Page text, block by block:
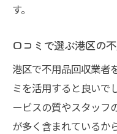
信頼できる
口コミで話題の
口コミで評
す。
口コミで選ぶ港区の
港区で不用品回収業者
ミを活用すると良いで
ービスの質やスタッフ
が多く含まれているか